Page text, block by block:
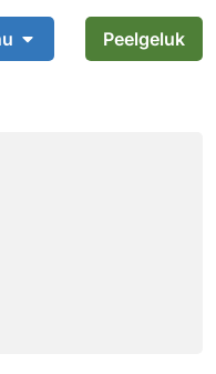
Peelgeluk